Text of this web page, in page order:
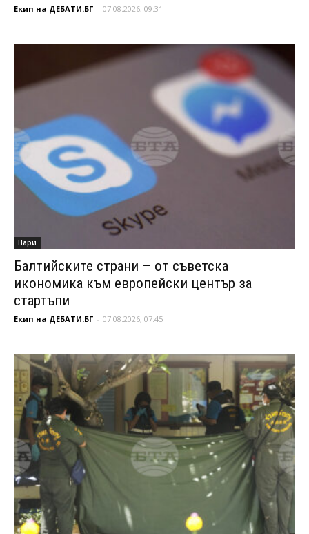
Екип на ДЕБАТИ.БГ - 07.08.2026, 09:31
Пари
Балтийските страни – от съветска
икономика към европейски център за
стартъпи
Екип на ДЕБАТИ.БГ - 07.08.2026, 07:45